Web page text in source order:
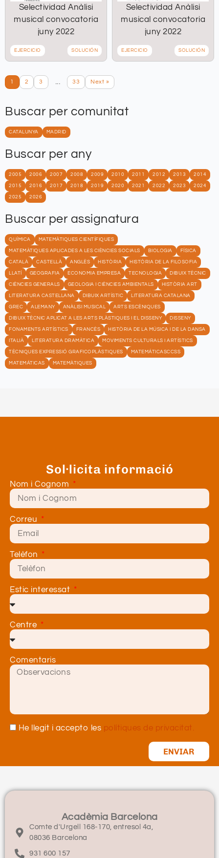
Selectividad Anàlisi
musical convocatoria
juny 2022
EJERCICIO SOLUCIÓN
Selectividad Anàlisi
musical convocatoria
juny 2022
EJERCICIO SOLUCIÓN
1 2 3 ... 33 Next »
Buscar per comunitat
CATALUNYA MADRID
Buscar per any
2005 2006 2007 2008 2009 2010 2011 2012 2013 2014
2015 2016 2017 2018 2019 2020 2021 2022 2023 2024
2025 2026
Buscar per assignatura
QUÍMICA MATEMÀTIQUES CIENTÍFIQUES
MATEMÀTIQUES APLICADES A LES CIÈNCIES SOCIALS BIOLOGIA FÍSICA
CATALÀ CASTELLÀ ANGLÈS HISTÒRIA HISTÒRIA DE LA FILOSOFIA
LLATÍ GEOGRAFIA ECONOMIA EMPRESA TECNOLOGIA DIBUIX TÈCNIC
CIÈNCIES GENERALS GEOLOGIA I CIÈNCIES AMBIENTALS HISTÒRIA ART
LITERATURA CASTELLANA DIBUIX ARTÍSTIC LITERATURA CATALANA
GREC ALEMANY ANÀLISI MUSICAL ARTS ESCÈNIQUES
DIBUIX TÈCNIC APLICAT A LES ARTS PLÀSTIQUES I EL DISSENY DISSENY
FONAMENTS ARTÍSTICS FRANCÈS HISTÒRIA DE LA MÚSICA I DE LA DANSA
ITALIÀ LITERATURA DRAMÀTICA MOVIMENTS CULTURALS I ARTÍSTICS
TÈCNIQUES EXPRESSIÓ GRAFICOPLÀSTIQUES MATEMÁTICASCCSS
MATEMÁTICAS MATEMÀTIQUES
Sol·licita informació
Nom i Cognom
Correu
Telèfon
Estic interessat
Centre
Comentaris
He llegit i accepto les polítiques de privacitat.
ENVIAR
Acadèmia Barcelona
Comte d'Urgell 168-170, entresol 4a,
08036 Barcelona
931 600 157